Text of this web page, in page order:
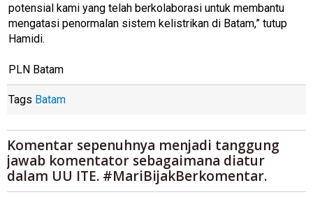
potensial kami yang telah berkolaborasi untuk membantu
mengatasi penormalan sistem kelistrikan di Batam,” tutup
Hamidi.
PLN Batam
Tags Batam
Komentar sepenuhnya menjadi tanggung
jawab komentator sebagaimana diatur
dalam UU ITE. #MariBijakBerkomentar.